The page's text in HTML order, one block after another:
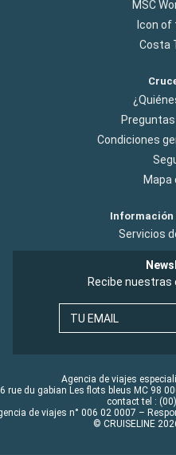
MSC
Icon of
Costa
Condiciones
Mapa
Información
Servicios
Recibe
TU EMAIL
Agencia de viajes
rue du gabian Les flots bleus MC 98
contact tel :
de viajes n° 006 02 0007 –
© CRUISELINE